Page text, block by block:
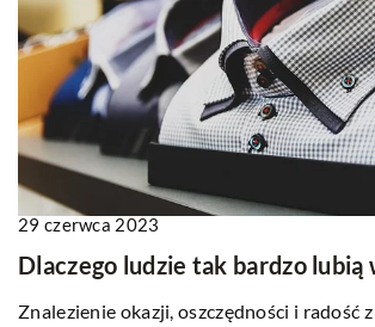
29 czerwca 2023
Dlaczego ludzie tak bardzo lubią
Znalezienie okazji, oszczędności i radość